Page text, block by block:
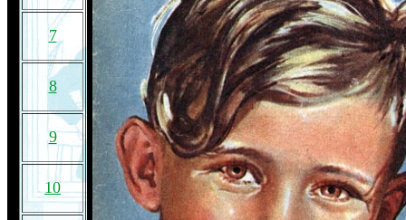
7
8
9
10